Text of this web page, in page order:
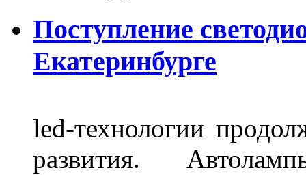
Поступление
Екатеринбурге
led-технологии
развития.